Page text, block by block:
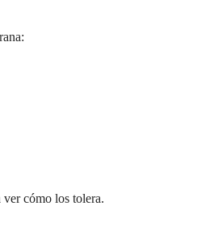
ver cómo los tolera.